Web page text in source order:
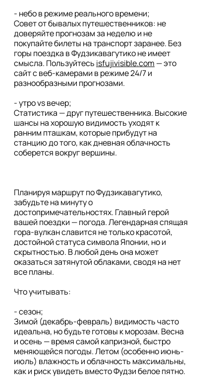
- небо в режиме реального времени;
Совет от бывалых путешественников: не
доверяйте прогнозам за неделю и не
покупайте билеты на транспорт заранее. Без
горы поездка в Фудзикавагутико не имеет
смысла. Пользуйтесь isfujivisible.com — это
сайт с веб-камерами в режиме 24/7 и
разнообразными прогнозами.
- утро vs вечер;
Статистика — друг путешественника. Высокие
шансы на хорошую видимость уходят к
ранним пташкам, которые прибудут на
станцию до того, как дневная облачность
Планируя маршрут по Фудзикавагутико,
забудьте на минуту о
достопримечательностях. Главный герой
вашей поездки — погода. Легендарная спящая
гора-вулкан славится не только красотой,
достойной статуса символа Японии, но и
скрытностью. В любой день она может
оказаться затянутой облаками, сводя на нет
все планы.
Что учитывать:
- сезон;
Зимой (декабрь-февраль) видимость часто
идеальна, но будьте готовы к морозам. Весна
и осень — время самой капризной, быстро
меняющейся погоды. Летом (особенно июнь-
июль) влажность и облачность максимальны,
как и риск увидеть вместо Фудзи белое пятно.